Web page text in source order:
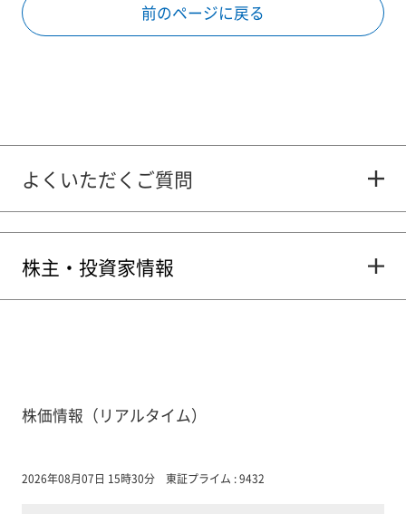
前のページに戻る
よくいただくご質問
株主・投資家情報
株価情報（リアルタイム）
2026年08月07日 15時30分 東証プライム : 9432